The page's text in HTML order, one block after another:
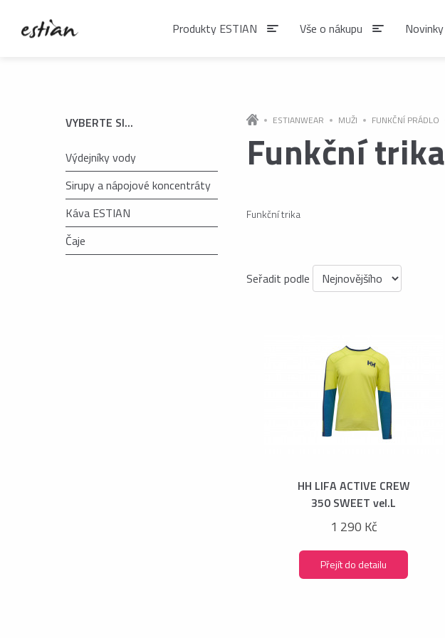
VYBERTE SI...
Výdejníky vody
Sirupy a nápojové koncentráty
Káva ESTIAN
Čaje
ESTIANWEAR MUŽI FUNKČNÍ PRÁDLO
Funkční trika
Funkční trika
Seřadit podle
HH LIFA ACTIVE CREW
350 SWEET vel.L
1 290 Kč
Přejít do detailu
Produkty ESTIAN
VÝDEJNÍKY VODY
Výdejníky vody
podlahové
SIRUPY A NÁPOJOVÉ
Vše o nákupu Novinky